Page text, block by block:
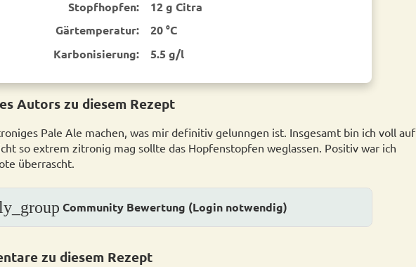
Stopfhopfen:
12 g Citra
Gärtemperatur:
20 °C
Karbonisierung:
5.5 g/l
Autors zu diesem Rezept
Pale Ale machen, was mir definitiv gelunngen ist. Insgesamt bin ich voll auf
so extrem zitronig mag sollte das Hopfenstopfen weglassen. Positiv war ich
überrascht.
Community Bewertung (Login notwendig)
zu diesem Rezept